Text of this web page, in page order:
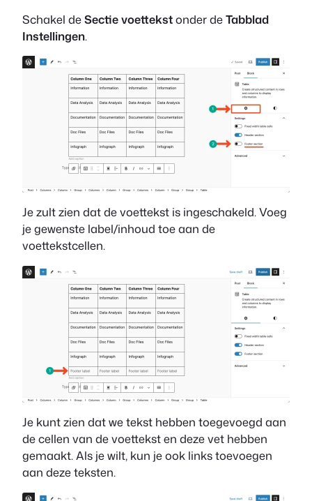
Schakel deSectie voettekstonder deTabblad
Instellingen.
Je zult zien dat de voettekst is ingeschakeld. Voeg
je gewenste label/inhoud toe aan de
voettekstcellen.
Je kunt zien dat we tekst hebben toegevoegd aan
de cellen van de voettekst en deze vet hebben
gemaakt. Als je wilt, kun je ook links toevoegen
aan deze teksten.